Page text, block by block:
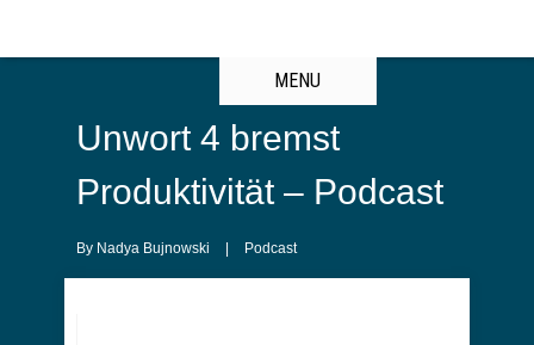
MENU
Unwort 4 bremst
Produktivität – Podcast
By Nadya Bujnowski Podcast